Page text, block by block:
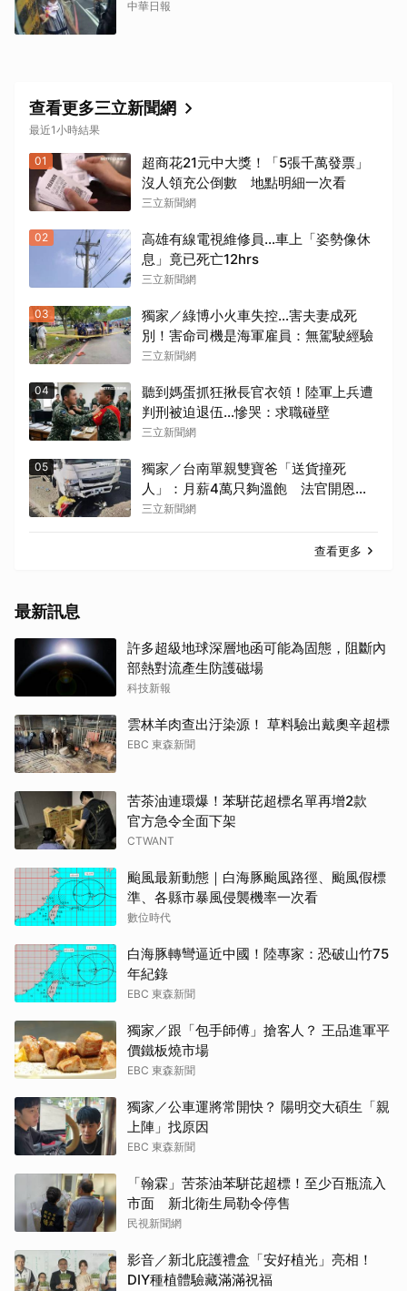
中華日報
查看更多三立新聞網
最近1小時結果
01
超商花21元中大獎！「5張千萬發票」
沒人領充公倒數 地點明細一次看
三立新聞網
02
高雄有線電視維修員…車上「姿勢像休
息」竟已死亡12hrs
三立新聞網
03
獨家／綠博小火車失控…害夫妻成死
別！害命司機是海軍雇員：無駕駛經驗
三立新聞網
04
聽到媽蛋抓狂揪長官衣領！陸軍上兵遭
判刑被迫退伍…慘哭：求職碰壁
三立新聞網
05
獨家／台南單親雙寶爸「送貨撞死
人」：月薪4萬只夠溫飽 法官開恩免
關
三立新聞網
查看更多
最新訊息
許多超級地球深層地函可能為固態，阻斷內
部熱對流產生防護磁場
科技新報
雲林羊肉查出汙染源！ 草料驗出戴奧辛超標
EBC 東森新聞
苦茶油連環爆！苯駢芘超標名單再增2款
官方急令全面下架
CTWANT
颱風最新動態｜白海豚颱風路徑、颱風假標
準、各縣市暴風侵襲機率一次看
數位時代
白海豚轉彎逼近中國！陸專家：恐破山竹75
年紀錄
EBC 東森新聞
獨家／跟「包手師傅」搶客人？ 王品進軍平
價鐵板燒市場
EBC 東森新聞
獨家／公車運將常開快？ 陽明交大碩生「親
上陣」找原因
EBC 東森新聞
「翰霖」苦茶油苯駢芘超標！至少百瓶流入
市面 新北衛生局勒令停售
民視新聞網
影音／新北庇護禮盒「安好植光」亮相！
DIY種植體驗藏滿滿祝福